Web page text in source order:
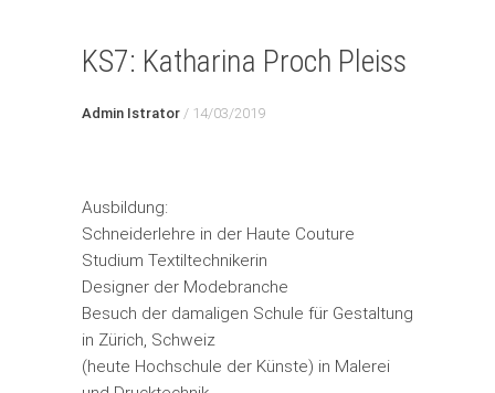
SPRINGEN
KS7: Katharina Proch Pleiss
Admin Istrator/ 14/03/2019
Ausbildung:
Schneiderlehre in der Haute Couture
Studium Textiltechnikerin
Designer der Modebranche
Besuch der damaligen Schule für Gestaltung
in Zürich, Schweiz
(heute Hochschule der Künste) in Malerei